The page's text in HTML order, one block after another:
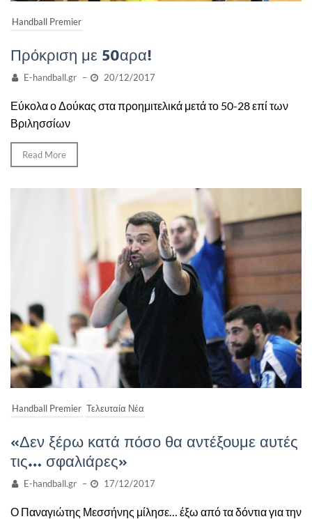
Handball Premier
Πρόκριση με 50αρα!
E-handball.gr – 20/12/2017
Εύκολα ο Δούκας στα προημιτελικά μετά το 50-28 επί των
Βριλησσίων
Read More
Handball Premier Τελευταία Νέα
«Δεν ξέρω κατά πόσο θα αντέξουμε αυτές
τις… σφαλιάρες»
E-handball.gr – 17/12/2017
Ο Παναγιώτης Μεσσήνης μίλησε… έξω από τα δόντια για την